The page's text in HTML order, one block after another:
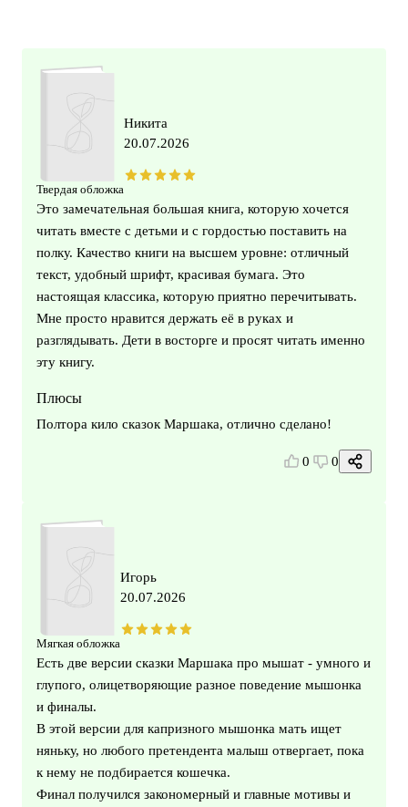
Твердая обложка
Никита
20.07.2026
Это замечательная большая книга, которую хочется
читать вместе с детьми и с гордостью поставить на
полку. Качество книги на высшем уровне: отличный
текст, удобный шрифт, красивая бумага. Это
настоящая классика, которую приятно перечитывать.
Мне просто нравится держать её в руках и
разглядывать. Дети в восторге и просят читать именно
эту книгу.
Плюсы
Полтора кило сказок Маршака, отлично сделано!
0 0
Мягкая обложка
Игорь
20.07.2026
Есть две версии сказки Маршака про мышат - умного и
глупого, олицетворяющие разное поведение мышонка
и финалы.
В этой версии для капризного мышонка мать ищет
няньку, но любого претендента малыш отвергает, пока
к нему не подбирается кошечка.
Финал получился закономерный и главные мотивы и